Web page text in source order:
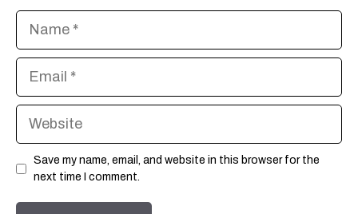
Name
Email
Website
Save my name, email, and website in this browser for the
next time I comment.